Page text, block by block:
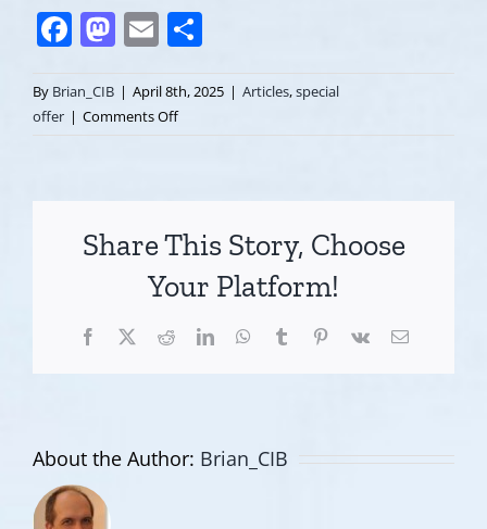
Facebook
Mastodon
Email
By Brian_CIB | April 8th, 2025 | Articles,special
offer | Comments Offon
Когато
–
дава
Share This Story, Choose
Your Platform!
Facebook
X RedditLinkedInWhatsApp
TumblrPinterest
Vk Email
About the Author: Brian_CIB